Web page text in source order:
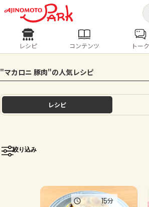
ログインするとレシピを保存
ログイン
ホーム
トーク
レシピ
人気の食材・レシピ
きゅうり なす トマト と
レシピ コンテンツ トーク
"マカロニ 豚肉"の人気レシピ
レシピ
絞り込み
15分